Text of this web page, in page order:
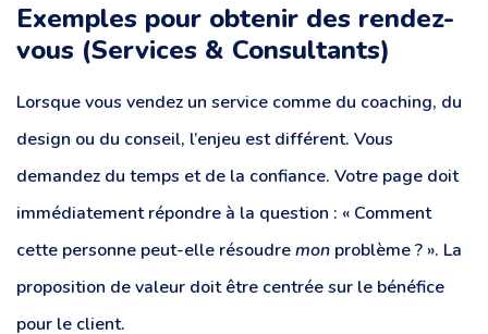
Exemples pour obtenir des rendez-
vous (Services & Consultants)
Lorsque vous vendez un service comme du coaching, du
design ou du conseil, l’enjeu est différent. Vous
demandez du temps et de la confiance. Votre page doit
immédiatement répondre à la question : « Comment
cette personne peut-elle résoudremon problème ? ». La
proposition de valeur doit être centrée sur le bénéfice
pour le client.